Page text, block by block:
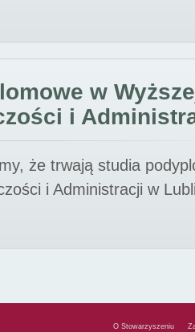
w
i
że trwają studia
i Administracji w
O Stowarzyszeniu